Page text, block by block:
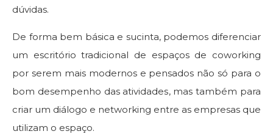
dúvidas.
De forma bem básica e sucinta, podemos diferenciar
um escritório tradicional de espaços de coworking
por serem mais modernos e pensados não só para o
bom desempenho das atividades, mas também para
criar um diálogo e networking entre as empresas que
utilizam o espaço.